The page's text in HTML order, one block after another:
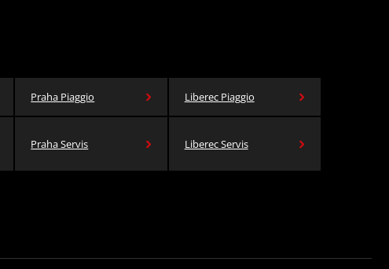
Praha Piaggio Liberec Piaggio
Praha Servis Liberec Servis